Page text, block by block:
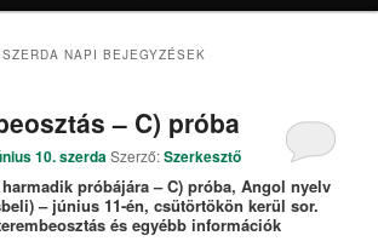
NAPI BEJEGYZÉSEK
– C) próba
10. szerdaSzerző:Szerkesztő
próbájára – C) próba, Angol nyelv
– június 11-én, csütörtökön kerül sor.
és egyébb információk